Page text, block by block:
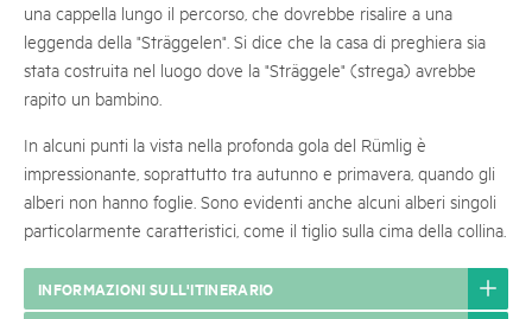
una cappella lungo il percorso, che dovrebbe risalire a una
leggenda della "Sträggelen". Si dice che la casa di preghiera sia
stata costruita nel luogo dove la "Sträggele" (strega) avrebbe
rapito un bambino.
In alcuni punti la vista nella profonda gola del Rümlig è
impressionante, soprattutto tra autunno e primavera, quando gli
alberi non hanno foglie. Sono evidenti anche alcuni alberi singoli
particolarmente caratteristici, come il tiglio sulla cima della collina.
INFORMAZIONI SULL'ITINERARIO